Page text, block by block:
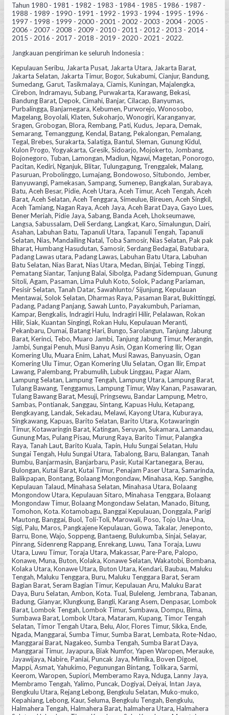
Tahun 1980 - 1981 - 1982 - 1983 - 1984 - 1985 - 1986 - 1987 -
1988 - 1989 - 1990 - 1991 - 1992 - 1993 - 1994 - 1995 - 1996 -
1997 - 1998 - 1999 - 2000 - 2001 - 2002 - 2003 - 2004 - 2005 -
2006 - 2007 - 2008 - 2009 - 2010 - 2011 - 2012 - 2013 - 2014 -
2015 - 2016 - 2017 - 2018 - 2019 - 2020 - 2021 - 2022.
Jangkauan pengiriman ke seluruh Indonesia :
Kepulauan Seribu, Jakarta Pusat, Jakarta Utara, Jakarta Barat,
Jakarta Selatan, Jakarta Timur, Bogor, Sukabumi, Cianjur, Bandung,
Sumedang, Garut, Tasikmalaya, Ciamis, Kuningan, Majalengka,
Cirebon, Indramayu, Subang, Purwakarta, Karawang, Bekasi,
Bandung Barat, Depok, Cimahi, Banjar, Cilacap, Banyumas,
Purbalingga, Banjarnegara, Kebumen, Purworejo, Wonosobo,
Magelang, Boyolali, Klaten, Sukoharjo, Wonogiri, Karanganyar,
Sragen, Grobogan, Blora, Rembang, Pati, Kudus, Jepara, Demak,
Semarang, Temanggung, Kendal, Batang, Pekalongan, Pemalang,
Tegal, Brebes, Surakarta, Salatiga, Bantul, Sleman, Gunung Kidul,
Kulon Progo, Yogyakarta, Gresik, Sidoarjo, Mojokerto, Jombang,
Bojonegoro, Tuban, Lamongan, Madiun, Ngawi, Magetan, Ponorogo,
Pacitan, Kediri, Nganjuk, Blitar, Tulungagung, Trenggalek, Malang,
Pasuruan, Probolinggo, Lumajang, Bondowoso, Situbondo, Jember,
Banyuwangi, Pamekasan, Sampang, Sumenep, Bangkalan, Surabaya,
Batu, Aceh Besar, Pidie, Aceh Utara, Aceh Timur, Aceh Tengah, Aceh
Barat, Aceh Selatan, Aceh Tenggara, Simeulue, Bireuen, Aceh Singkil,
Aceh Tamiang, Nagan Raya, Aceh Jaya, Aceh Barat Daya, Gayo Lues,
Bener Meriah, Pidie Jaya, Sabang, Banda Aceh, Lhokseumawe,
Langsa, Sabussalam, Deli Serdang, Langkat, Karo, Simalungun, Dairi,
Asahan, Labuhan Batu, Tapanuli Utara, Tapanuli Tengah, Tapanuli
Selatan, Nias, Mandailing Natal, Toba Samosir, Nias Selatan, Pak pak
Bharat, Humbang Hasudutan, Samosir, Serdang Bedagai, Batubara,
Padang Lawas utara, Padang Lawas, Labuhan Batu Utara, Labuhan
Batu Selatan, Nias Barat, Nias Utara, Medan, Binjai, Tebing Tinggi,
Pematang Siantar, Tanjung Balai, Sibolga, Padang Sidempuan, Gunung
Sitoli, Agam, Pasaman, Lima Puluh Koto, Solok, Padang Pariaman,
Pesisir Selatan, Tanah Datar, Sawahlunto/ Sijunjung, Kepulauan
Mentawai, Solok Selatan, Dharmas Raya, Pasaman Barat, Bukittinggi,
Padang, Padang Panjang, Sawah Lunto, Payakumbuh, Pariaman,
Kampar, Bengkalis, Indragiri Hulu, Indragiri Hilir, Pelalawan, Rokan
Hilir, Siak, Kuantan Singingi, Rokan Hulu, Kepulauan Meranti,
Pekanbaru, Dumai, Batang Hari, Bungo, Sarolangun, Tanjung Jabung
Barat, Kerinci, Tebo, Muaro Jambi, Tanjung Jabung Timur, Merangin,
Jambi, Sungai Penuh, Musi Banyu Asin, Ogan Komering Ilir, Ogan
Komering Ulu, Muara Enim, Lahat, Musi Rawas, Banyuasin, Ogan
Komering Ulu Timur, Ogan Komering Ulu Selatan, Ogan Ilir, Empat
Lawang, Palembang, Prabumulih, Lubuk Linggau, Pagar Alam,
Lampung Selatan, Lampung Tengah, Lampung Utara, Lampung Barat,
Tulang Bawang, Tenggamus, Lampung Timur, Way Kanan, Pasawaran,
Tulang Bawang Barat, Mesuji, Pringsewu, Bandar Lampung, Metro,
Sambas, Pontianak, Sanggau, Sintang, Kapuas Hulu, Ketapang,
Bengkayang, Landak, Sekadau, Melawi, Kayong Utara, Kuburaya,
Singkawang, Kapuas, Barito Selatan, Barito Utara, Kotawaringin
Timur, Kotawaringin Barat, Katingan, Seruyan, Sukamara, Lamandau,
Gunung Mas, Pulang Pisau, Murung Raya, Barito Timur, Palangka
Raya, Tanah Laut, Barito Kuala, Tapin, Hulu Sungai Selatan, Hulu
Sungai Tengah, Hulu Sungai Utara, Tabalong, Baru, Balangan, Tanah
Bumbu, Banjarmasin, Banjarbaru, Pasir, Kutai Kartanegara, Berau,
Bulongan, Kutai Barat, Kutai Timur, Penajam Paser Utara, Samarinda,
Balikpapan, Bontang, Bolaang Mongondaw, Minahasa, Kep. Sangihe,
Kepulauan Talaud, Minahasa Selatan, Minahasa Utara, Bolaang
Mongondow Utara, Kepulauan Sitaro, Minahasa Tenggara, Bolaang
Mongondaw Timur, Bolaang Mongondaw Selatan, Manado, Bitung,
Tomohon, Kota. Kotamobagu, Banggai Kepulauan, Donggala, Parigi
Mautong, Banggai, Buol, Toli-Toli, Marowali, Poso, Tojo Una-Una,
Sigi, Palu, Maros, Pangkajene Kepulauan, Gowa, Takalar, Jeneponto,
Barru, Bone, Wajo, Soppeng, Bantaeng, Bulukumba, Sinjai, Selayar,
Pinrang, Sidenreng Rappang, Enrekang, Luwu, Tana Toraja, Luwu
Utara, Luwu Timur, Toraja Utara, Makassar, Pare-Pare, Palopo,
Konawe, Muna, Buton, Kolaka, Konawe Selatan, Wakatobi, Bombana,
Kolaka Utara, Konawe Utara, Buton Utara, Kendari, Baubau, Maluku
Tengah, Maluku Tenggara, Buru, Maluku Tenggara Barat, Seram
Bagian Barat, Seram Bagian Timur, Kepulauan Aru, Maluku Barat
Daya, Buru Selatan, Ambon, Kota. Tual, Buleleng, Jembrana, Tabanan,
Badung, Gianyar, Klungkung, Bangli, Karang Asem, Denpasar, Lombok
Barat, Lombok Tengah, Lombok Timur, Sumbawa, Dompu, Bima,
Sumbawa Barat, Lombok Utara, Mataram, Kupang, Timor Tengah
Selatan, Timor Tengah Utara, Belu, Alor, Flores Timur, Sikka, Ende,
Ngada, Manggarai, Sumba Timur, Sumba Barat, Lembata, Rote-Ndao,
Manggarai Barat, Nagakeo, Sumba Tengah, Sumba Barat Daya,
Manggarai Timur, Jayapura, Biak Numfor, Yapen Waropen, Merauke,
Jayawijaya, Nabire, Paniai, Puncak Jaya, Mimika, Boven Digoel,
Mappi, Asmat, Yahukimo, Pegunungan Bintang, Tolikara, Sarmi,
Keerom, Waropen, Supiori, Memberamo Raya, Nduga, Lanny Jaya,
Membramo Tengah, Yalimo, Puncak, Dogiyai, Deiyai, Intan Jaya,
Bengkulu Utara, Rejang Lebong, Bengkulu Selatan, Muko-muko,
Kepahiang, Lebong, Kaur, Seluma, Bengkulu Tengah, Bengkulu,
Halmahera Tengah, Halmahera Barat, halmahera Utara, Halmahera